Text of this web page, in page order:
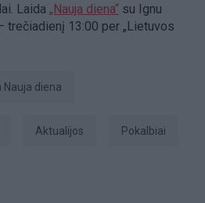
Laida „Nauja diena“ su Ignu
trečiadienį 13:00 per „Lietuvos
Nauja diena
aktualijos pokalbiai